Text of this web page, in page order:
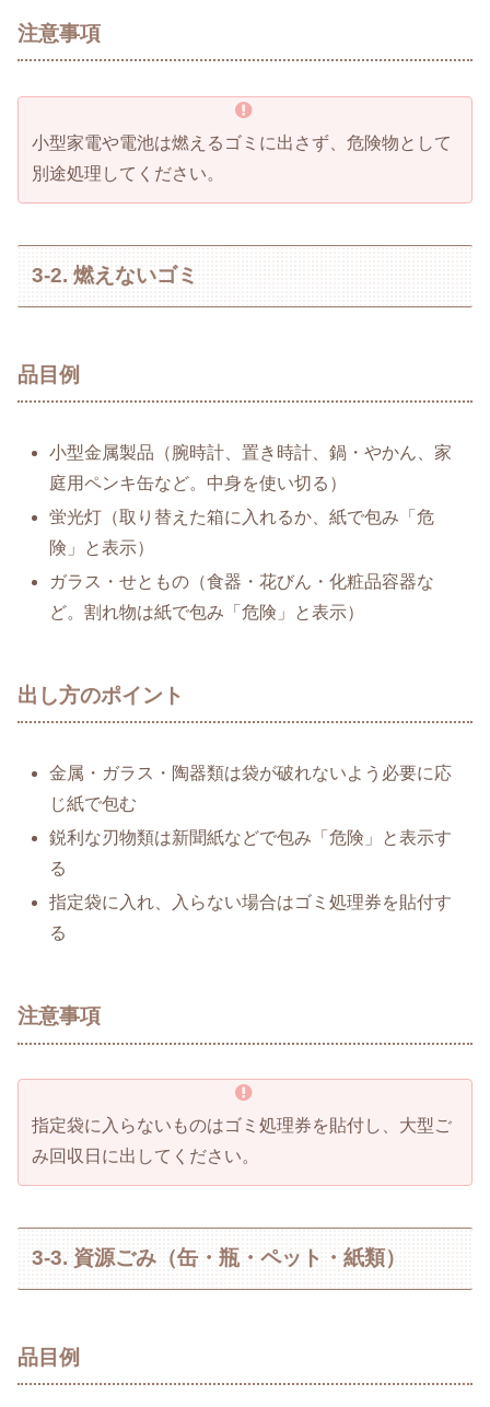
注意事項
小型家電や電池は燃えるゴミに出さず、危険物として
別途処理してください。
3-2. 燃えないゴミ
品目例
小型金属製品（腕時計、置き時計、鍋・やかん、家
庭用ペンキ缶など。中身を使い切る）
蛍光灯（取り替えた箱に入れるか、紙で包み「危
険」と表示）
ガラス・せともの（食器・花びん・化粧品容器な
ど。割れ物は紙で包み「危険」と表示）
出し方のポイント
金属・ガラス・陶器類は袋が破れないよう必要に応
じ紙で包む
鋭利な刃物類は新聞紙などで包み「危険」と表示す
る
指定袋に入れ、入らない場合はゴミ処理券を貼付す
る
注意事項
指定袋に入らないものはゴミ処理券を貼付し、大型ご
み回収日に出してください。
3-3. 資源ごみ（缶・瓶・ペット・紙類）
品目例